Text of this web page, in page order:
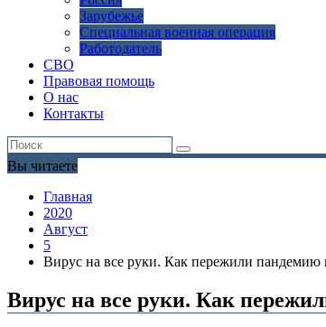
Зарубежье
Специальная военная операция
Работодатель
СВО
Правовая помощь
О нас
Контакты
Вы читаете
Главная
2020
Август
5
Вирус на все руки. Как пережили
Вирус на все руки. Как